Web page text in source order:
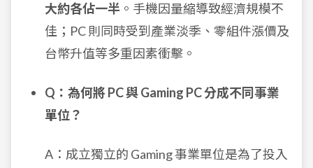
大約各佔一半 。手機因量縮導致經濟規模不
佳；PC 則同時受到產業淡季、零組件漲價及
台幣升值等多重因素衝擊。
Q：為何將 PC 與 Gaming PC 分成不同事業
單位？
A：成立獨立的 Gaming 事業單位是為了投入